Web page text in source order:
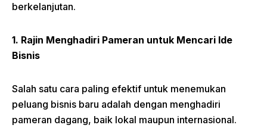
berkelanjutan.
1. Rajin Menghadiri Pameran untuk Mencari Ide
Bisnis
Salah satu cara paling efektif untuk menemukan
peluang bisnis baru adalah dengan menghadiri
pameran dagang, baik lokal maupun internasional.